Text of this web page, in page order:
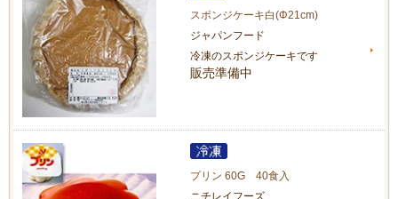
スポンジケーキ白(Φ21cm)
ジャパンフード
冷凍のスポンジケーキです
販売準備中
プリン 60G 40食入
ニチレイフーズ